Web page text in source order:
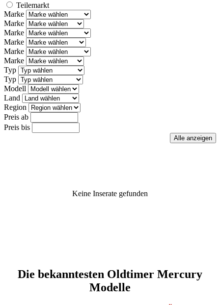
Teilemarkt
Marke
Marke
Marke
Marke
Marke
Marke
Typ
Typ
Modell
Land
Region
Preis ab
Preis bis
Keine Inserate gefunden
Die bekanntesten Oldtimer Mercury
Modelle